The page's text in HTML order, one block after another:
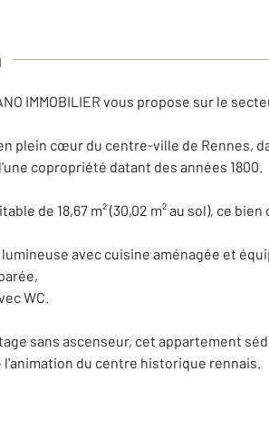
IMMOBILIER vous propose sur le
plein cœur du centre-ville de Rennes,
copropriété datant des années 1800.
de 18,67 m² (30,02 m² au sol), ce
avec cuisine aménagée et
WC.
sans ascenseur, cet appartement
du centre historique rennais.